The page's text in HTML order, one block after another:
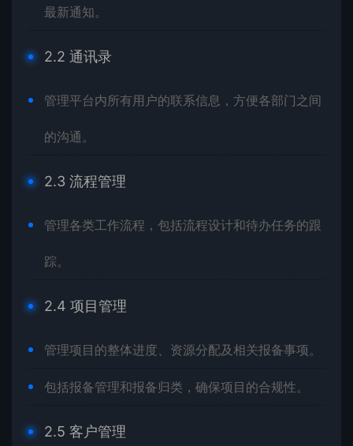
最新通知。
2.2 通讯录
管理平台内所有用户的联系信息，方便各部门之间
的沟通。
2.3 流程管理
管理各类工作流程，包括流程设计和待办任务的跟
踪。
2.4 项目管理
管理项目的整体进度、资源分配及相关报备事项。
包括报备管理和报备归类，确保项目的合规性。
2.5 客户管理